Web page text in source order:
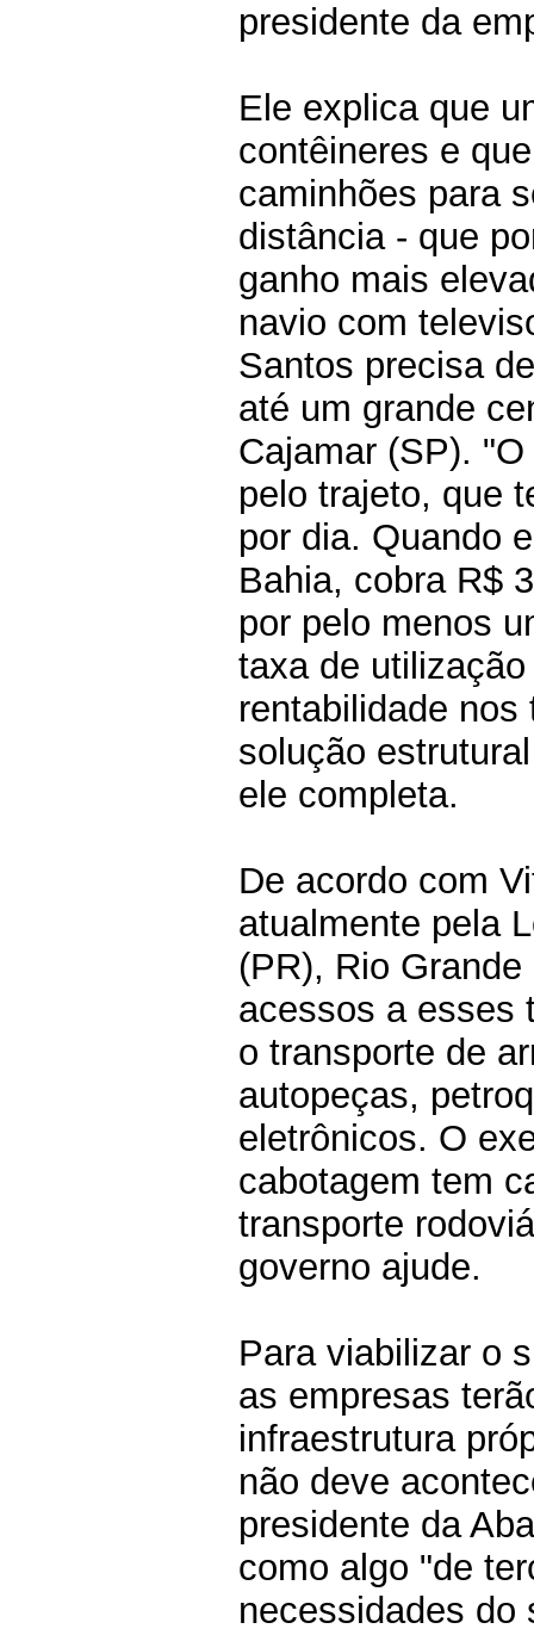
presidente da
Ele explica que
contêineres e
caminhões para
distância - que
ganho mais
navio com
Santos precisa
até um grande
Cajamar (SP).
pelo trajeto, que
por dia. Quando
Bahia, cobra R$
por pelo menos
taxa de
rentabilidade
solução
ele completa.
De acordo com
atualmente pela
(PR), Rio
acessos a esses
o transporte de
autopeças,
eletrônicos. O
cabotagem tem
transporte
governo ajude.
Para viabilizar o
as empresas
infraestrutura
não deve
presidente da
como algo "de
necessidades do